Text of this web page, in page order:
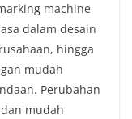
machine
dalam desain
hingga
mudah
Perubahan
mudah